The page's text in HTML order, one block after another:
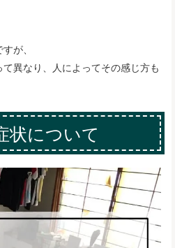
が、
異なり、人によってその感じ方も
状について